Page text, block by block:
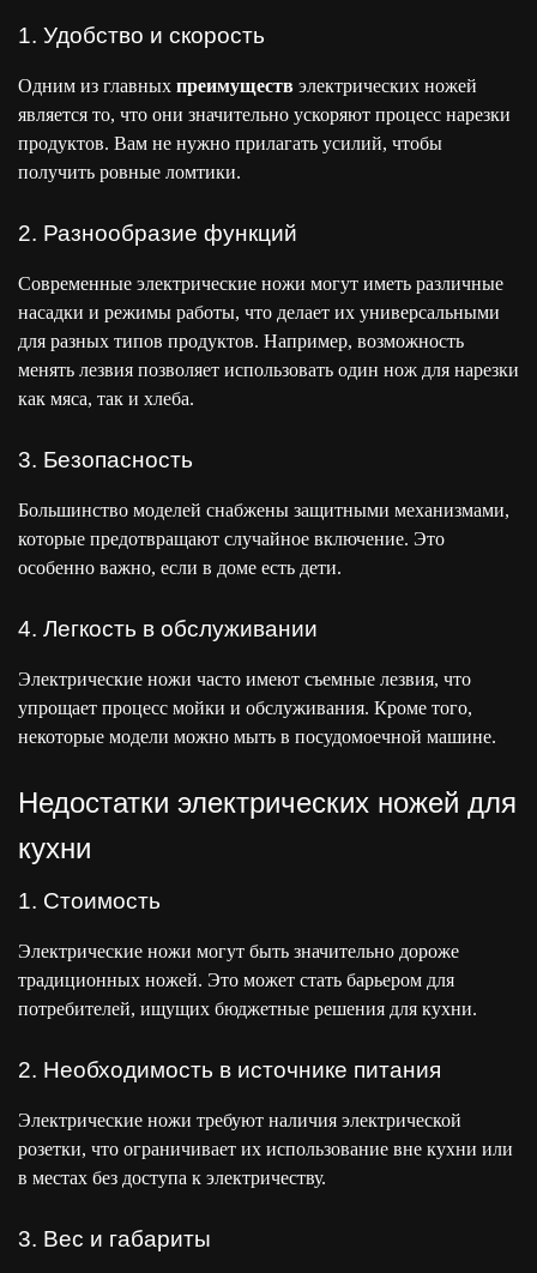
1. Удобство и скорость
Одним из главных преимуществ электрических ножей
является то, что они значительно ускоряют процесс нарезки
продуктов. Вам не нужно прилагать усилий, чтобы
получить ровные ломтики.
2. Разнообразие функций
Современные электрические ножи могут иметь различные
насадки и режимы работы, что делает их универсальными
для разных типов продуктов. Например, возможность
менять лезвия позволяет использовать один нож для нарезки
как мяса, так и хлеба.
3. Безопасность
Большинство моделей снабжены защитными механизмами,
которые предотвращают случайное включение. Это
особенно важно, если в доме есть дети.
4. Легкость в обслуживании
Электрические ножи часто имеют съемные лезвия, что
упрощает процесс мойки и обслуживания. Кроме того,
некоторые модели можно мыть в посудомоечной машине.
Недостатки электрических ножей для
кухни
1. Стоимость
Электрические ножи могут быть значительно дороже
традиционных ножей. Это может стать барьером для
потребителей, ищущих бюджетные решения для кухни.
2. Необходимость в источнике питания
Электрические ножи требуют наличия электрической
розетки, что ограничивает их использование вне кухни или
в местах без доступа к электричеству.
3. Вес и габариты